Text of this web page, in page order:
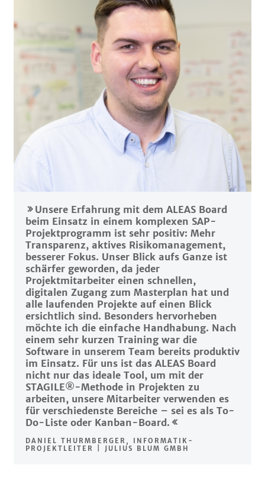
Unsere Erfahrung mit dem ALEAS Board
beim Einsatz in einem komplexen SAP-
Projektprogramm ist sehr positiv: Mehr
Transparenz, aktives Risikomanagement,
besserer Fokus. Unser Blick aufs Ganze ist
schärfer geworden, da jeder
Projektmitarbeiter einen schnellen,
digitalen Zugang zum Masterplan hat und
alle laufenden Projekte auf einen Blick
ersichtlich sind. Besonders hervorheben
möchte ich die einfache Handhabung. Nach
einem sehr kurzen Training war die
Software in unserem Team bereits produktiv
im Einsatz. Für uns ist das ALEAS Board
nicht nur das ideale Tool, um mit der
STAGILE®-Methode in Projekten zu
arbeiten, unsere Mitarbeiter verwenden es
für verschiedenste Bereiche – sei es als To-
Do-Liste oder Kanban-Board.
DANIEL THURMBERGER, INFORMATIK-
PROJEKTLEITER | JULIUS BLUM GMBH